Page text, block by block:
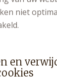
niet
en